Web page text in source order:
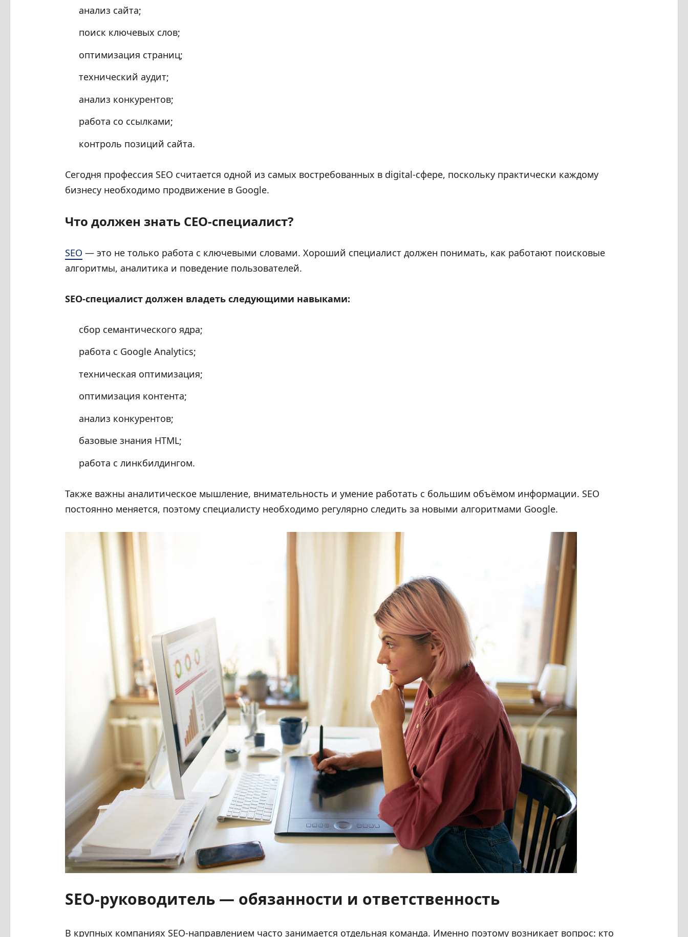
анализ сайта;
поиск ключевых слов;
оптимизация страниц;
технический аудит;
анализ конкурентов;
работа со ссылками;
контроль позиций сайта.
Сегодня профессия SEO считается одной из самых востребованных в digital-сфере, поскольку практически каждому
бизнесу необходимо продвижение в Google.
Что должен знать СEO-специалист?
SEO — это не только работа с ключевыми словами. Хороший специалист должен понимать, как работают поисковые
алгоритмы, аналитика и поведение пользователей.
SEO-специалист должен владеть следующими навыками:
сбор семантического ядра;
работа с Google Analytics;
техническая оптимизация;
оптимизация контента;
анализ конкурентов;
базовые знания HTML;
работа с линкбилдингом.
Также важны аналитическое мышление, внимательность и умение работать с большим объёмом информации. SEO
постоянно меняется, поэтому специалисту необходимо регулярно следить за новыми алгоритмами Google.
SEO-руководитель — обязанности и ответственность
В крупных компаниях SEO-направлением часто занимается отдельная команда. Именно поэтому возникает вопрос: кто